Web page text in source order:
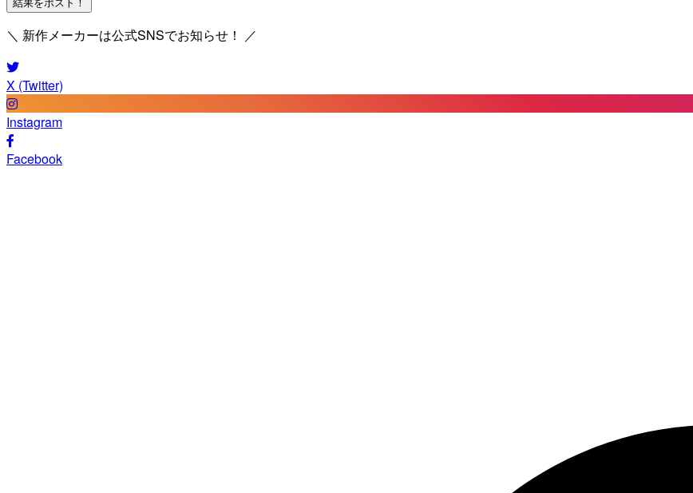
結果をポスト！
＼ 新作メーカーは公式SNSでお知らせ！ ／
X (Twitter)
Instagram
Facebook